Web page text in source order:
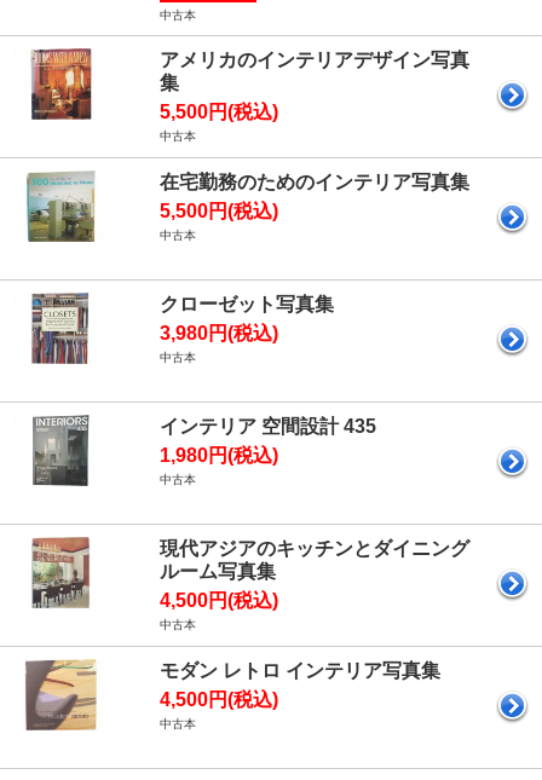
中古本
アメリカのインテリアデザイン写真
集
5,500円(税込)
中古本
在宅勤務のためのインテリア写真集
5,500円(税込)
中古本
クローゼット写真集
3,980円(税込)
中古本
インテリア 空間設計 435
1,980円(税込)
中古本
現代アジアのキッチンとダイニング
ルーム写真集
4,500円(税込)
中古本
モダン レトロ インテリア写真集
4,500円(税込)
中古本